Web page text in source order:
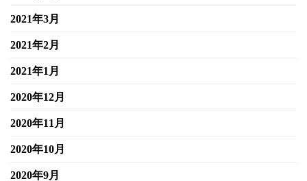
2021年3月
2021年2月
2021年1月
2020年12月
2020年11月
2020年10月
2020年9月